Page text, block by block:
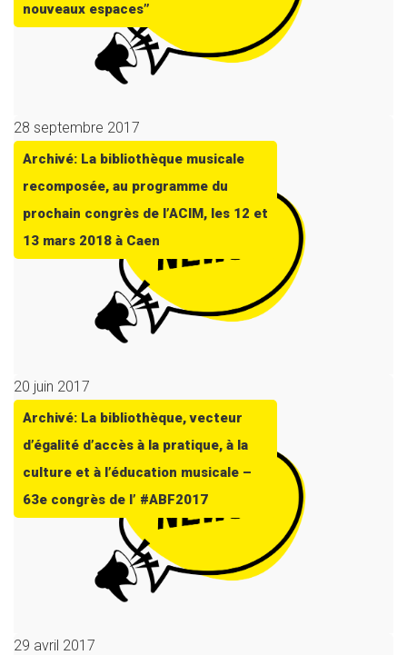
nouveaux espaces”
28 septembre 2017
Archivé: La bibliothèque musicale
recomposée, au programme du
prochain congrès de l’ACIM, les 12 et
13 mars 2018 à Caen
20 juin 2017
Archivé: La bibliothèque, vecteur
d’égalité d’accès à la pratique, à la
culture et à l’éducation musicale –
63e congrès de l’ #ABF2017
29 avril 2017